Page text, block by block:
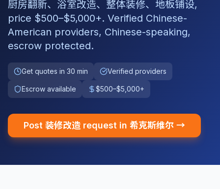
厨房翻新、浴室改造、整体装修、地板铺设,
price $500–$5,000+. Verified Chinese-
American providers, Chinese-speaking,
escrow protected.
Get quotes in 30 min Verified providers
Escrow available $500–$5,000+
Post 装修改造 request in 希克斯维尔 →